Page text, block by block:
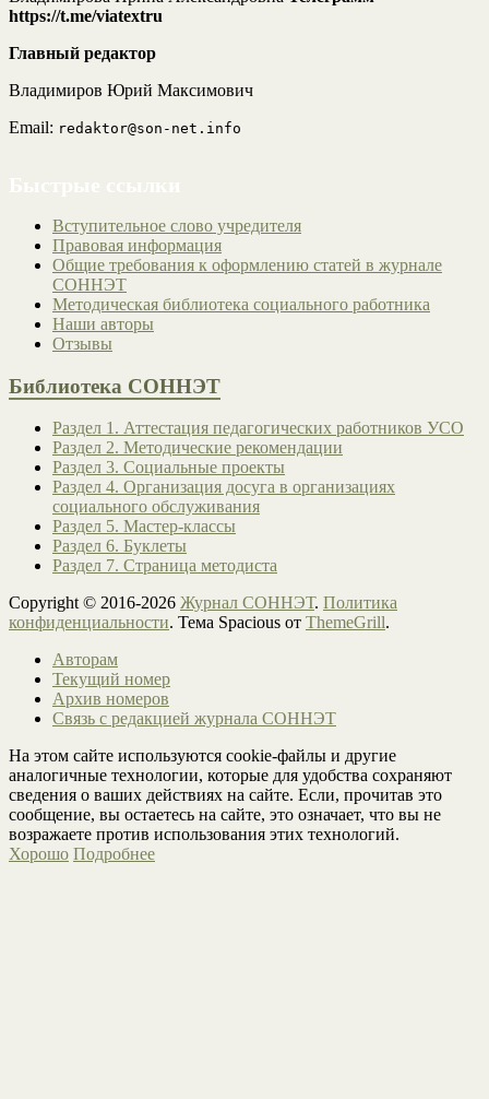
https://t.me/viatextru
Главный редактор
Владимиров Юрий Максимович
Email: redaktor@son-net.info
Вступительное слово учредителя
Правовая информация
Общие требования к оформлению статей в журнале
СОННЭТ
Методическая библиотека социального работника
Наши авторы
Отзывы
Библиотека СОННЭТ
Раздел 1. Аттестация педагогических работников УСО
Раздел 2. Методические рекомендации
Раздел 3. Социальные проекты
Раздел 4. Организация досуга в организациях
социального обслуживания
Раздел 5. Мастер-классы
Раздел 6. Буклеты
Раздел 7. Страница методиста
Copyright © 2016-2026 Журнал СОННЭТ. Политика
конфиденциальности. Тема Spacious от ThemeGrill.
Авторам
Текущий номер
Архив номеров
Связь с редакцией журнала СОННЭТ
На этом сайте используются cookie-файлы и другие
аналогичные технологии, которые для удобства сохраняют
сведения о ваших действиях на сайте. Если, прочитав это
сообщение, вы остаетесь на сайте, это означает, что вы не
возражаете против использования этих технологий.
Хорошо Подробнее